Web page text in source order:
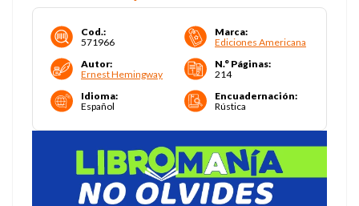
Cod.:
571966
Marca:
Ediciones Americana
Autor:
Ernest Hemingway
N.° Páginas:
214
Idioma:
Español
Encuadernación:
Rústica